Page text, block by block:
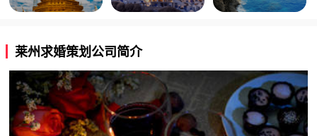
莱州求婚策划公司简介